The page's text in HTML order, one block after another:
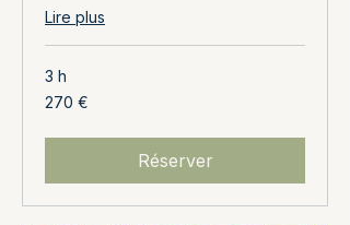
Lire plus
3 h
270
euros
270 €
Réserver